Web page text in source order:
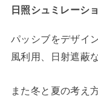
日照シュミレーシ
パッシブをデザイ
風利用、日射遮蔽
また冬と夏の考え